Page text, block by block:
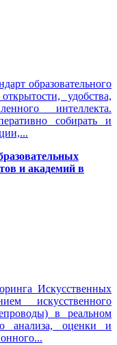
образовательного
удобства,
интеллекта.
собирать и
и академий в
Искусственных
искусственного
в реальном
анализа, оценки и